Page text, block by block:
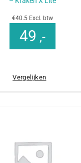
€40.5 Excl. btw
49 ,-
Vergelijken